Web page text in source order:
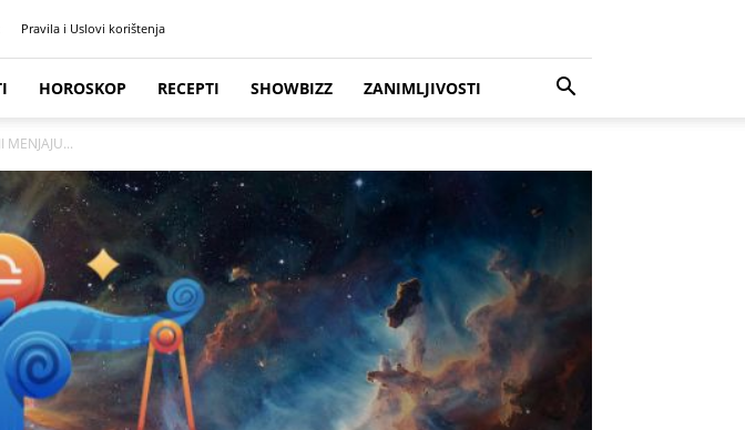
Pravila i Uslovi korištenja
HOROSKOP RECEPTI SHOWBIZZ ZANIMLJIVOSTI
MENJAJU...